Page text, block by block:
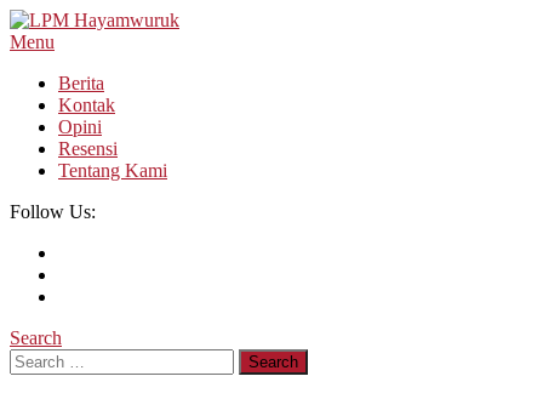
Skip
To
Menu
Berita
Kontak
Opini
Resensi
Tentang Kami
Follow Us:
Search
Search
for: